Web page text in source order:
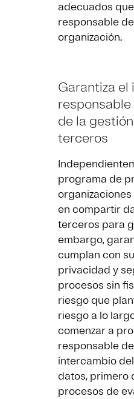
adecuados
responsable
organización.
Garantiza
de la
terceros
programa de
en compartir
terceros para
embargo,
cumplan con
privacidad y
procesos sin
riesgo que
riesgo a lo
comenzar a
responsable
intercambio
datos, primero
procesos de